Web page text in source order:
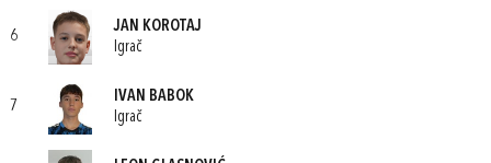
6
JAN KOROTAJ
Igrač
7
IVAN BABOK
Igrač